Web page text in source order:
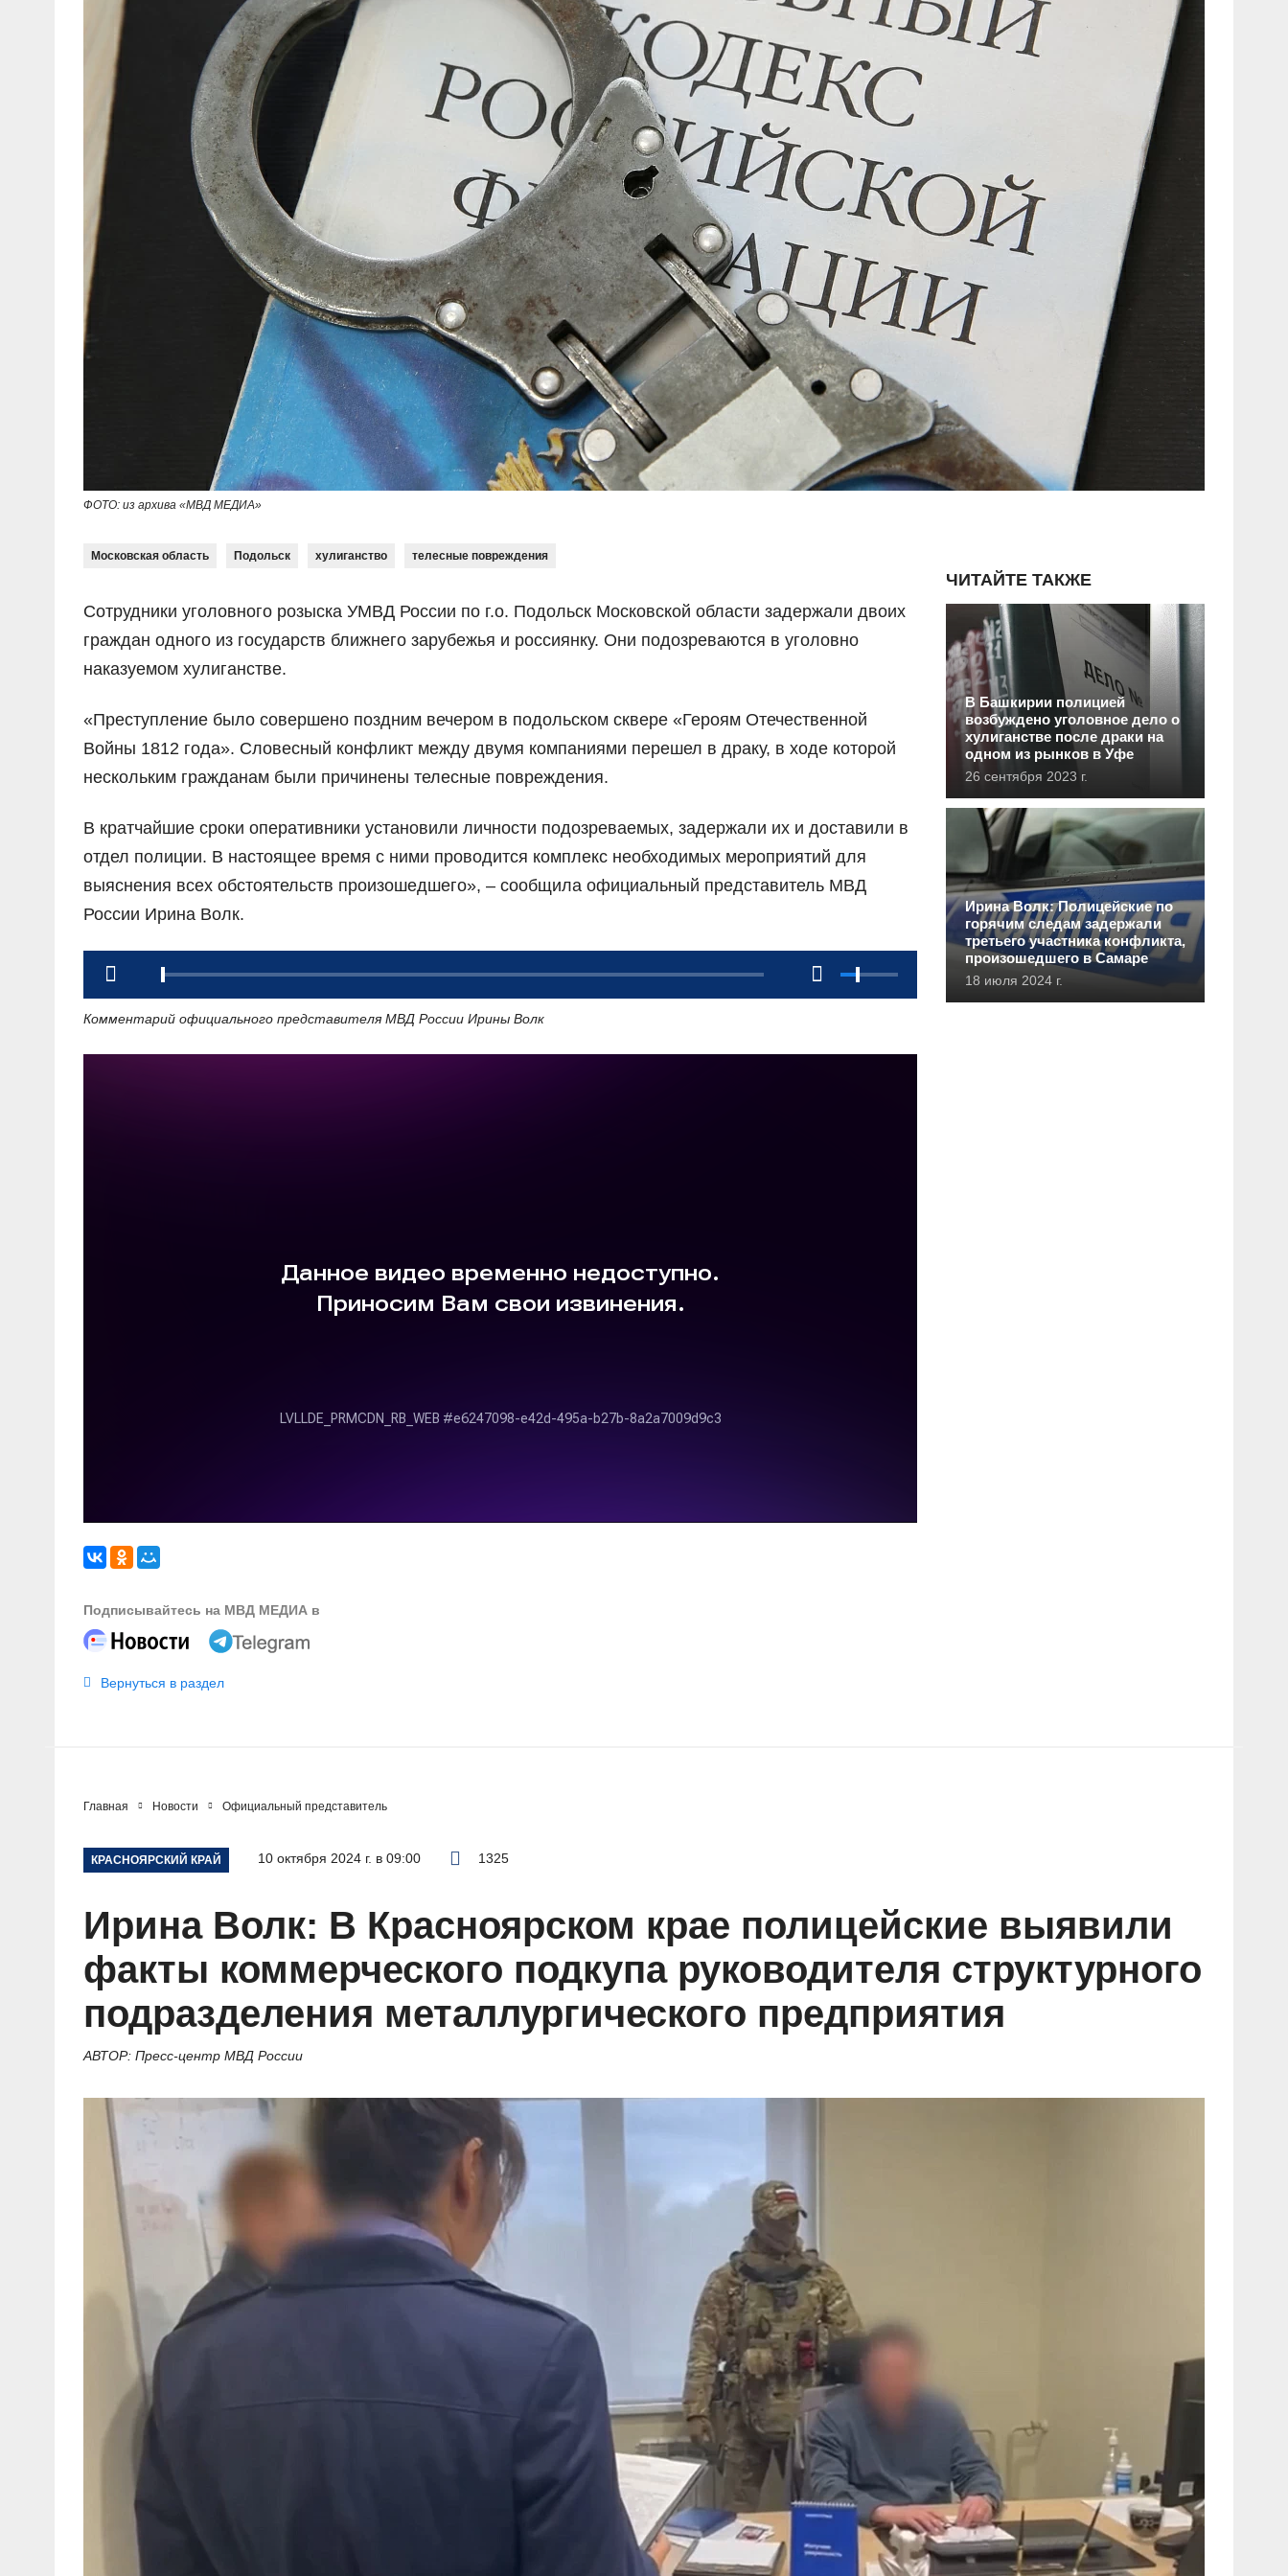
ФОТО: из архива «МВД МЕДИА»
Московская область Подольск хулиганство телесные повреждения
Сотрудники уголовного розыска УМВД России по г.о. Подольск Московской области задержали двоих
граждан одного из государств ближнего зарубежья и россиянку. Они подозреваются в уголовно
наказуемом хулиганстве.
«Преступление было совершено поздним вечером в подольском сквере «Героям Отечественной
Войны 1812 года». Словесный конфликт между двумя компаниями перешел в драку, в ходе которой
нескольким гражданам были причинены телесные повреждения.
В кратчайшие сроки оперативники установили личности подозреваемых, задержали их и доставили в
отдел полиции. В настоящее время с ними проводится комплекс необходимых мероприятий для
выяснения всех обстоятельств произошедшего», – сообщила официальный представитель МВД
России Ирина Волк.
Комментарий официального представителя МВД России Ирины Волк
Подписывайтесь на МВД МЕДИА в
Вернуться в раздел
ЧИТАЙТЕ ТАКЖЕ
В Башкирии полицией
возбуждено уголовное дело о
хулиганстве после драки на
одном из рынков в Уфе
26 сентября 2023 г.
Ирина Волк: Полицейские по
горячим следам задержали
третьего участника конфликта,
произошедшего в Самаре
18 июля 2024 г.
Главная Новости Официальный представитель
КРАСНОЯРСКИЙ КРАЙ 10 октября 2024 г. в 09:00 1325
Ирина Волк: В Красноярском крае полицейские выявили
факты коммерческого подкупа руководителя структурного
подразделения металлургического предприятия
АВТОР: Пресс-центр МВД России